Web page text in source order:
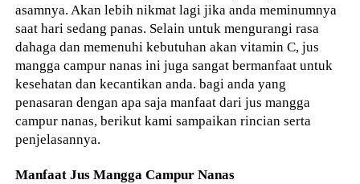
asamnya. Akan lebih nikmat lagi jika anda meminumnya
saat hari sedang panas. Selain untuk mengurangi rasa
dahaga dan memenuhi kebutuhan akan vitamin C, jus
mangga campur nanas ini juga sangat bermanfaat untuk
kesehatan dan kecantikan anda. bagi anda yang
penasaran dengan apa saja manfaat dari jus mangga
campur nanas, berikut kami sampaikan rincian serta
penjelasannya.
Manfaat Jus Mangga Campur Nanas